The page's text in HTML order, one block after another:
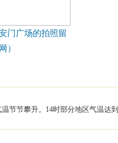
门广场的拍照留
）
节节攀升。14时部分地区气温